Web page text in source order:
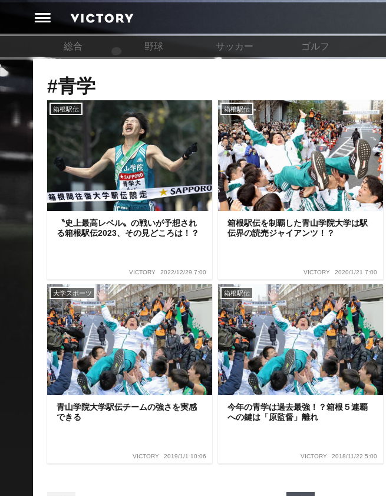
総合 野球 サッカー ゴルフ
#青学
箱根駅伝
〝史上最高レベル〟の戦いが予想され
る箱根駅伝2023、その見どころは！？
VICTORY 2022/12/29 7:00
箱根駅伝
箱根駅伝を制覇した青山学院大学は駅
伝界の読売ジャイアンツ！？
VICTORY 2020/1/21 7:00
大学スポーツ
青山学院大学駅伝チームの強さを実感
できる
VICTORY 2019/1/1 10:06
箱根駅伝
今年の青学は過去最強！？箱根５連覇
への鍵は「原監督」離れ
VICTORY 2018/11/22 5:00